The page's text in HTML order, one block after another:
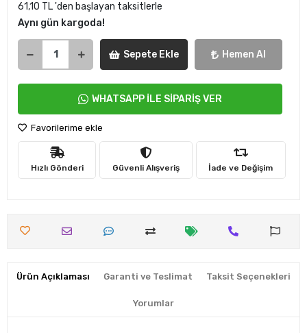
61,10 TL 'den başlayan taksitlerle
Aynı gün kargoda!
Sepete Ekle Hemen Al
WHATSAPP İLE SİPARİŞ VER
Favorilerime ekle
Hızlı Gönderi Güvenli Alışveriş İade ve Değişim
Ürün Açıklaması Garanti ve Teslimat Taksit Seçenekleri
Yorumlar